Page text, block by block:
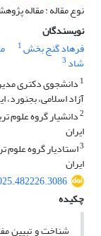
نوع مقاله : مقاله
نویسندگان
فرهاد گنج بخش1
شاد 3
1 دانشجوی دکتری
آزاد اسلامی، بجنورد،
2دانشیار گروه علوم
ایران
3استادیار گروه علوم
ایران
چکیده
شناخت و تبیین